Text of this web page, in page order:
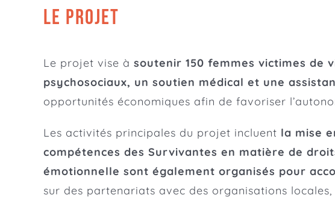
LE PROJET
Le projet vise à soutenir 150 femmes victimes de
psychosociaux, un soutien médical et une
opportunités économiques afin de favoriser
Les activités principales du projet incluent la mise
compétences des Survivantes en matière de
émotionnelle sont également organisés pour
sur des partenariats avec des organisations